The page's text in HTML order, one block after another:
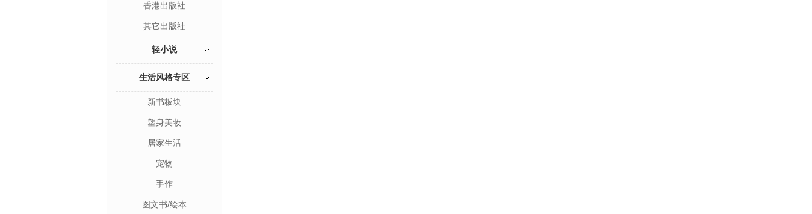
香港出版社
其它出版社
轻小说
生活风格专区
新书板块
塑身美妆
居家生活
宠物
手作
图文书/绘本